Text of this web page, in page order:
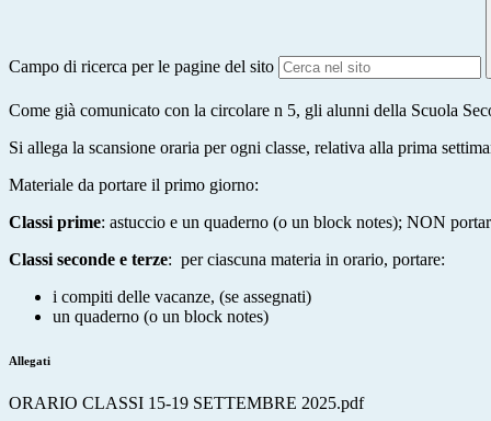
Campo di ricerca per le pagine del sito
Come già comunicato con la circolare n 5, gli alunni della Scuola
Si allega la scansione oraria per ogni classe, relativa alla prima
Materiale da portare il primo giorno:
Classi prime: astuccio e un quaderno (o un block notes); NON
Classi seconde e terze: per ciascuna materia in orario, portare:
i compiti delle vacanze, (se assegnati)
un quaderno (o un block notes)
Allegati
ORARIO CLASSI 15-19 SETTEMBRE 2025.pdf